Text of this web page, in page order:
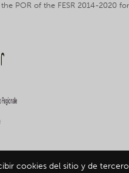
POR of the FESR 2014-2020
-Cookie policy
cookies del sitio y de